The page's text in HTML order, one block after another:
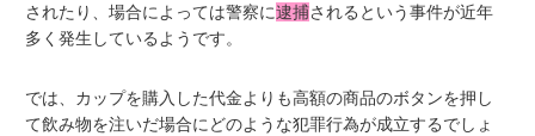
されたり、場合によっては警察に逮捕されるという事件が近年
多く発生しているようです。
では、カップを購入した代金よりも高額の商品のボタンを押し
て飲み物を注いだ場合にどのような犯罪行為が成立するでしょ